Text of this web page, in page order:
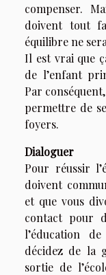
compenser.
doivent tout
équilibre ne
Il est vrai que
de l’enfant
Par
permettre de
foyers.
Dialoguer
Pour réussir
doivent
et que vous
contact pour
l’éducation
décidez de la
sortie de